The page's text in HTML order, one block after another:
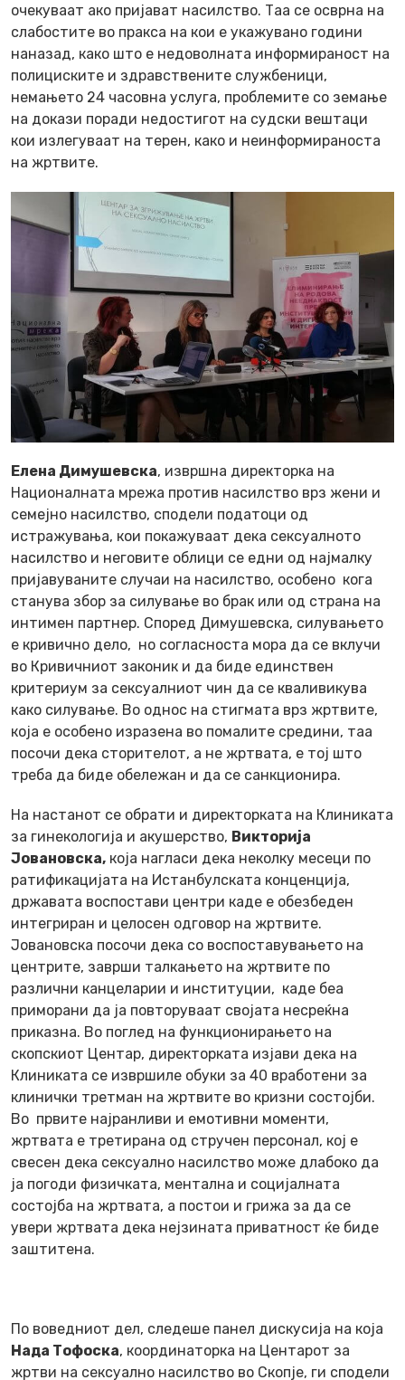
очекуваат ако пријават насилство. Таа се осврна на
слабостите во пракса на кои е укажувано години
наназад, како што е недоволната информираност на
полициските и здравствените службеници,
немањето 24 часовна услуга, проблемите со земање
на докази поради недостигот на судски вештаци
кои излегуваат на терен, како и неинформираноста
на жртвите.
Елена Димушевска, извршна директорка на
Националната мрежа против насилство врз жени и
семејно насилство, сподели податоци од
истражувања, кои покажуваат дека сексуалното
насилство и неговите облици се едни од најмалку
пријавуваните случаи на насилство, особено кога
станува збор за силување во брак или од страна на
интимен партнер. Според Димушевска, силувањето
е кривично дело, но согласноста мора да се вклучи
во Кривичниот законик и да биде единствен
критериум за сексуалниот чин да се кваливикува
како силување. Во однос на стигмата врз жртвите,
која е особено изразена во помалите средини, таа
посочи дека сторителот, а не жртвата, е тој што
треба да биде обележан и да се санкционира.
На настанот се обрати и директорката на Клиниката
за гинекологија и акушерство, Викторија
Јовановска, која нагласи дека неколку месеци по
ратификацијата на Истанбулската конценција,
државата воспостави центри каде е обезбеден
интегриран и целосен одговор на жртвите.
Јовановска посочи дека со воспоставувањето на
центрите, заврши талкањето на жртвите по
различни канцеларии и институции, каде беа
приморани да ја повторуваат својата несреќна
приказна. Во поглед на функционирањето на
скопскиот Центар, директорката изјави дека на
Клиниката се извршиле обуки за 40 вработени за
клинички третман на жртвите во кризни состојби.
Во првите најранливи и емотивни моменти,
жртвата е третирана од стручен персонал, кој е
свесен дека сексуално насилство може длабоко да
ја погоди физичката, ментална и социјалната
состојба на жртвата, а постои и грижа за да се
увери жртвата дека нејзината приватност ќе биде
заштитена.
По воведниот дел, следеше панел дискусија на која
Нада Тофоска, координаторка на Центарот за
жртви на сексуално насилство во Скопје, ги сподели